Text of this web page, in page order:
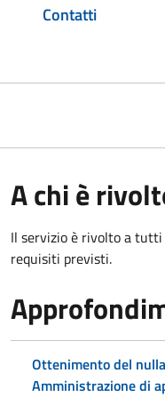
Contatti
A chi è
Il servizio è rivolto a
requisiti previsti.
Ottenimento del
Amministrazione di